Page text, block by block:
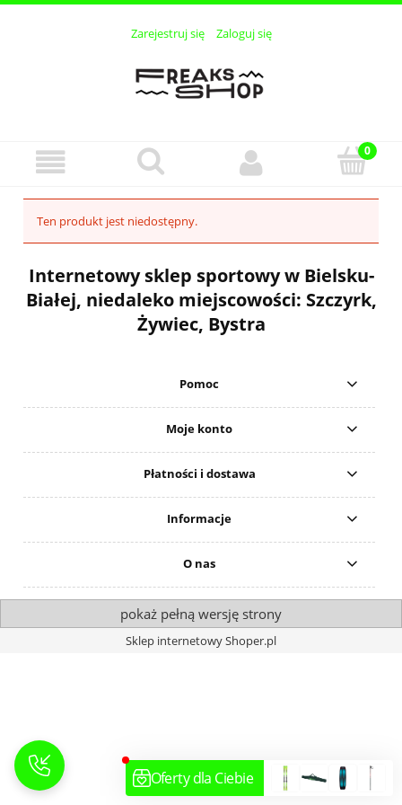
Zarejestruj się Zaloguj się
Ten produkt jest niedostępny.
Internetowy sklep sportowy w Bielsku-
Białej, niedaleko miejscowości: Szczyrk,
Żywiec, Bystra
Pomoc
Moje konto
Płatności i dostawa
Informacje
O nas
pokaż pełną wersję strony
Sklep internetowy Shoper.pl